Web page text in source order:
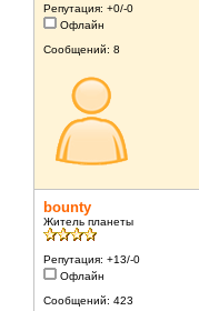
Репутация: +0/-0
Офлайн
Сообщений: 8
bounty
Житель планеты
Репутация: +13/-0
Офлайн
Сообщений: 423